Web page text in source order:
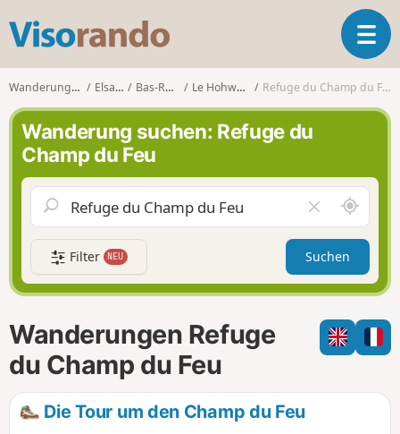
s
r
a
n
o
T
o
g
a
v
g
a
t
i
n
Wanderungen Elsass Bas-Rhin Le Hohwald Refuge du Champ du Feu
Wanderung suchen: Refuge du
Champ du Feu
e
l
d
l
e
e
e
S
c
h
u
m
i
h
m
Filter NEU Suchen
Wanderungen Refuge
du Champ du Feu
Die Tour um den Champ du Feu